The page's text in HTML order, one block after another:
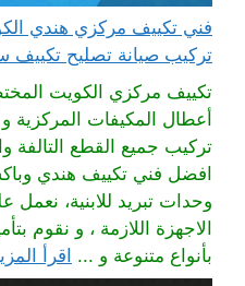
تركيب صيانة تصليح تكييف
تكييف مركزي الكويت
أعطال المكيفات المركزية
تركيب جميع القطع التالفة
افضل فني تكييف هندي
وحدات تبريد للابنية،
الاجهزة اللازمة ، و نقوم
بأنواع متنوعة و ... اقرأ